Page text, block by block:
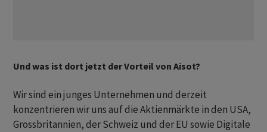
Und was ist dort jetzt der Vorteil von Aisot?
Wir sind ein junges Unternehmen und derzeit
konzentrieren wir uns auf die Aktienmärkte in den USA,
Grossbritannien, der Schweiz und der EU sowie Digitale